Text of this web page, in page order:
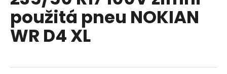
5
hvězdiček.
použitá pneu NOKIAN
WR D4 XL
a
j
í
?